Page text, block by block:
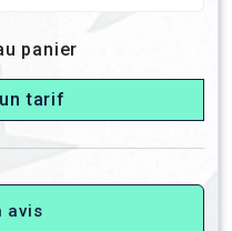
panier
tarif
avis